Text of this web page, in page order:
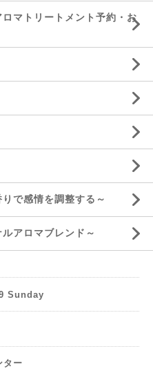
マトリートメント予約・お
で感情を調整する～
アロマブレンド～
Sunday
ター